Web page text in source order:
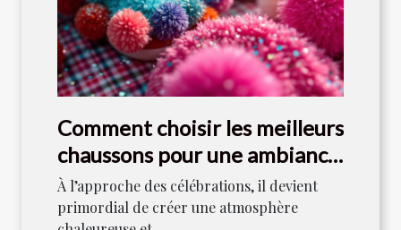
Comment choisir les meilleurs
chaussons pour une ambiance
festive ?
À l’approche des célébrations, il devient
primordial de créer une atmosphère